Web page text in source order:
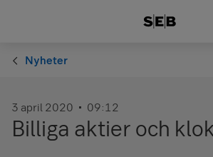
Nyheter
3 april 2020 09:12
Billiga aktier och